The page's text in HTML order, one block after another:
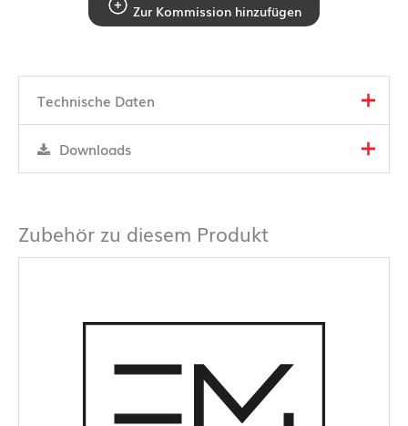
Zur Kommission hinzufügen
Technische Daten
Downloads
Zubehör zu diesem Produkt